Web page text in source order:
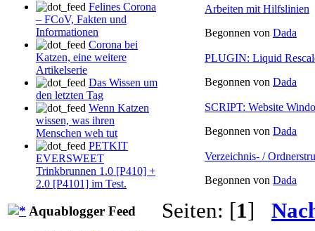
Felines Corona
– FCoV, Fakten und
Informationen
Corona bei
Katzen, eine weitere
Artikelserie
Das Wissen um
den letzten Tag
Wenn Katzen
wissen, was ihren
Menschen weh tut
PETKIT
EVERSWEET
Trinkbrunnen 1.0 [P410] +
2.0 [P4101] im Test.
Aquablogger Feed
Arbeiten mit Hilfslinien
Begonnen von Dada
PLUGIN: Liquid
Begonnen von Dada
SCRIPT: Website
Begonnen von Dada
Verzeichnis- /
Begonnen von Dada
Seiten: [1]